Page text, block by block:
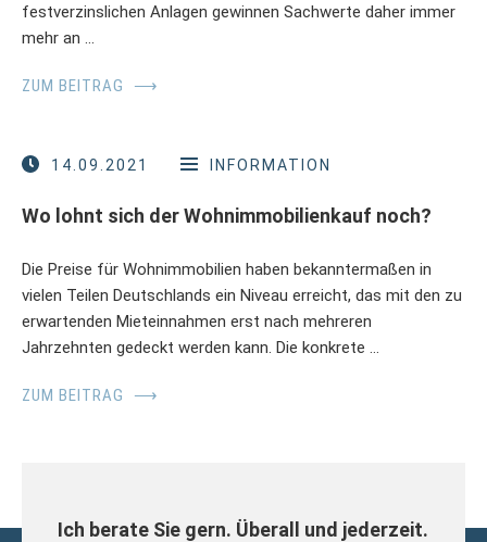
festverzinslichen Anlagen gewinnen Sachwerte daher immer
mehr an …
ZUM BEITRAG ⟶
14.09.2021 INFORMATION
Wo lohnt sich der Wohnimmobilienkauf noch?
Die Preise für Wohnimmobilien haben bekanntermaßen in
vielen Teilen Deutschlands ein Niveau erreicht, das mit den zu
erwartenden Mieteinnahmen erst nach mehreren
Jahrzehnten gedeckt werden kann. Die konkrete …
ZUM BEITRAG ⟶
Ich berate Sie gern. Überall und jederzeit.